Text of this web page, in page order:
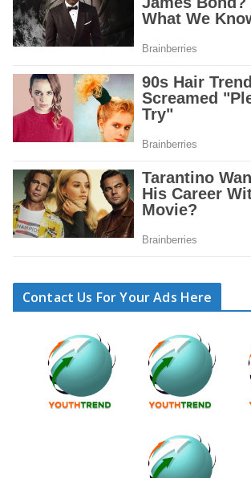
Contact Us For Your Ads Here